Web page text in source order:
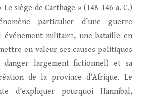
siège de Carthage » (148-146 a. C.)
particulier d’une guerre
événement militaire, une bataille en
en valeur ses causes politiques
danger largement fictionnel) et sa
de la province d’Afrique. Le
d’expliquer pourquoi Hannibal,